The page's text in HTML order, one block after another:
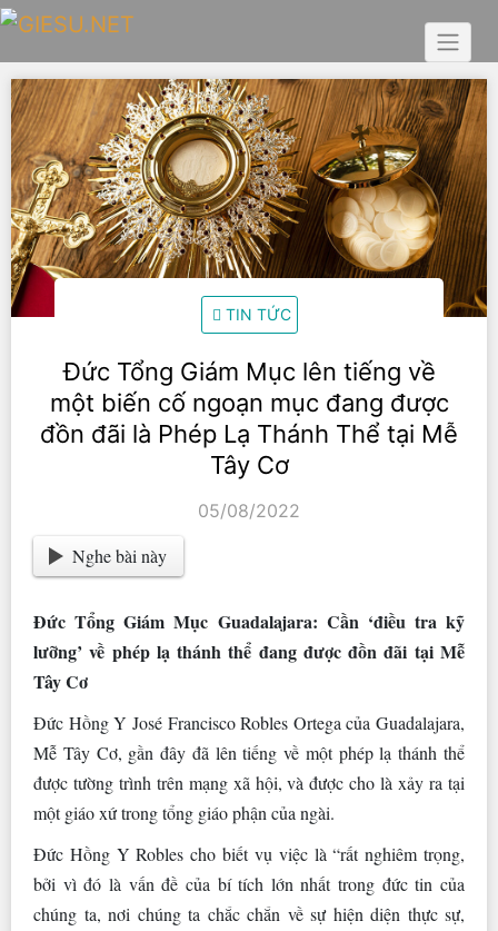
Skip
content
TIN TỨC
Đức Tổng Giám Mục lên tiếng về
một biến cố ngoạn mục đang được
đồn đãi là Phép Lạ Thánh Thể tại Mễ
Tây Cơ
05/08/2022
Nghe bài này
Đức Tổng Giám Mục Guadalajara: Cần ‘điều tra kỹ
lưỡng’ về phép lạ thánh thể đang được đồn đãi tại Mễ
Tây Cơ
Đức Hồng Y José Francisco Robles Ortega của Guadalajara,
Mễ Tây Cơ, gần đây đã lên tiếng về một phép lạ thánh thể
được tường trình trên mạng xã hội, và được cho là xảy ra tại
một giáo xứ trong tổng giáo phận của ngài.
Đức Hồng Y Robles cho biết vụ việc là “rất nghiêm trọng,
bởi vì đó là vấn đề của bí tích lớn nhất trong đức tin của
chúng ta, nơi chúng ta chắc chắn về sự hiện diện thực sự,